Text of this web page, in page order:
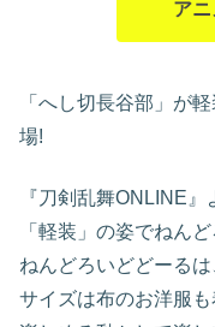
ア
「へし切長谷部」が
場!
『刀剣乱舞ONLINE
「軽装」の姿でねん
ねんどろいどどーる
サイズは布のお洋服